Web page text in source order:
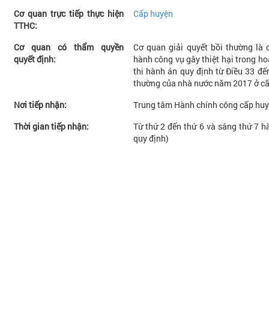
Cơ quan trực tiếp thực hiện
TTHC:
Cấp huyện
Cơ quan có thẩm quyền
quyết định:
Cơ quan giải quyết bồi thường
hành công vụ gây thiệt hại trong
thi hành án quy định từ Điều 33
thường của nhà nước năm 2017 ở
Nơi tiếp nhận:
Trung tâm Hành chính công cấp
Thời gian tiếp nhận:
Từ thứ 2 đến thứ 6 và sáng thứ 7
quy định)